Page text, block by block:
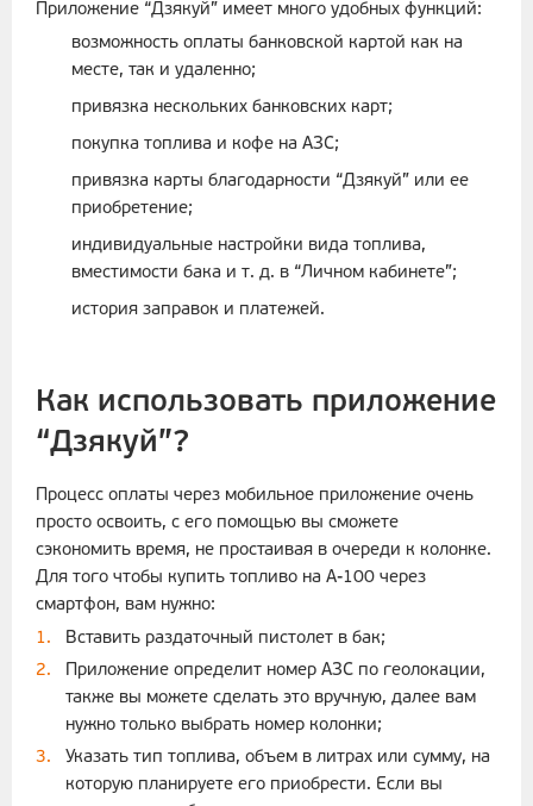
Приложение “Дзякуй” имеет много удобных функций:
возможность оплаты банковской картой как на
месте, так и удаленно;
привязка нескольких банковских карт;
покупка топлива и кофе на АЗС;
привязка карты благодарности “Дзякуй” или ее
приобретение;
индивидуальные настройки вида топлива,
вместимости бака и т. д. в “Личном кабинете”;
история заправок и платежей.
Как использовать приложение
“Дзякуй”?
Процесс оплаты через мобильное приложение очень
просто освоить, с его помощью вы сможете
сэкономить время, не простаивая в очереди к колонке.
Для того чтобы купить топливо на А-100 через
смартфон, вам нужно:
Вставить раздаточный пистолет в бак;
Приложение определит номер АЗС по геолокации,
также вы можете сделать это вручную, далее вам
нужно только выбрать номер колонки;
Указать тип топлива, объем в литрах или сумму, на
которую планируете его приобрести. Если вы